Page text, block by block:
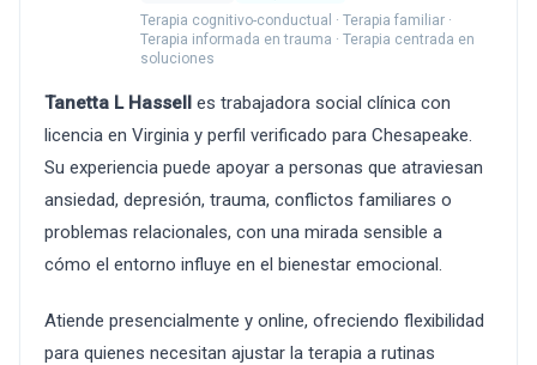
Terapia cognitivo-conductual · Terapia familiar ·
Terapia informada en trauma · Terapia centrada en
soluciones
Tanetta L Hassell es trabajadora social clínica con
licencia en Virginia y perfil verificado para Chesapeake.
Su experiencia puede apoyar a personas que atraviesan
ansiedad, depresión, trauma, conflictos familiares o
problemas relacionales, con una mirada sensible a
cómo el entorno influye en el bienestar emocional.
Atiende presencialmente y online, ofreciendo flexibilidad
para quienes necesitan ajustar la terapia a rutinas